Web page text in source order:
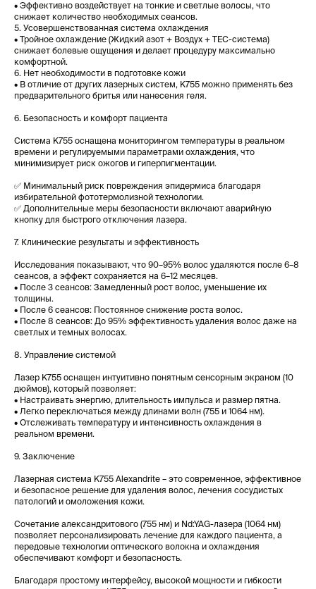
• Эффективно воздействует на тонкие и светлые волосы, что
снижает количество необходимых сеансов.
5. Усовершенствованная система охлаждения
• Тройное охлаждение (Жидкий азот + Воздух + TEC-система)
снижает болевые ощущения и делает процедуру максимально
комфортной.
6. Нет необходимости в подготовке кожи
• В отличие от других лазерных систем, K755 можно применять без
предварительного бритья или нанесения геля.
6. Безопасность и комфорт пациента
Система K755 оснащена мониторингом температуры в реальном
времени и регулируемыми параметрами охлаждения, что
минимизирует риск ожогов и гиперпигментации.
✅ Минимальный риск повреждения эпидермиса благодаря
избирательной фототермолизной технологии.
✅ Дополнительные меры безопасности включают аварийную
кнопку для быстрого отключения лазера.
7. Клинические результаты и эффективность
Исследования показывают, что 90–95% волос удаляются после 6–8
сеансов, а эффект сохраняется на 6–12 месяцев.
• После 3 сеансов: Замедленный рост волос, уменьшение их
толщины.
• После 6 сеансов: Постоянное снижение роста волос.
• После 8 сеансов: До 95% эффективность удаления волос даже на
светлых и темных волосах.
8. Управление системой
Лазер K755 оснащен интуитивно понятным сенсорным экраном (10
дюймов), который позволяет:
• Настраивать энергию, длительность импульса и размер пятна.
• Легко переключаться между длинами волн (755 и 1064 нм).
• Отслеживать температуру и интенсивность охлаждения в
реальном времени.
9. Заключение
Лазерная система K755 Alexandrite – это современное, эффективное
и безопасное решение для удаления волос, лечения сосудистых
патологий и омоложения кожи.
Сочетание александритового (755 нм) и Nd:YAG-лазера (1064 нм)
позволяет персонализировать лечение для каждого пациента, а
передовые технологии оптического волокна и охлаждения
обеспечивают комфорт и безопасность.
Благодаря простому интерфейсу, высокой мощности и гибкости